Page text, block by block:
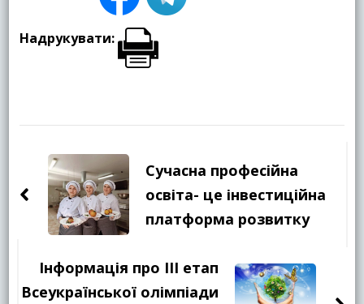
Надрукувати:
по
запису
Сучасна професійна
освіта- це інвестиційна
платформа розвитку
Інформація про ІІІ етап
Всеукраїнської олімпіади